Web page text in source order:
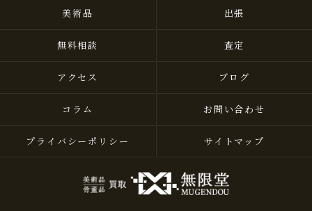
美術品 出張
無料相談 査定
アクセス ブログ
コラム お問い合わせ
プライバシーポリシー サイトマップ